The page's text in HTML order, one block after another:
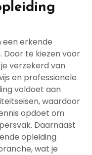
een erkende
Door te kiezen voor
verzekerd van
en professionele
voldoet aan
waardoor
opdoet om
Daarnaast
opleiding
wat je